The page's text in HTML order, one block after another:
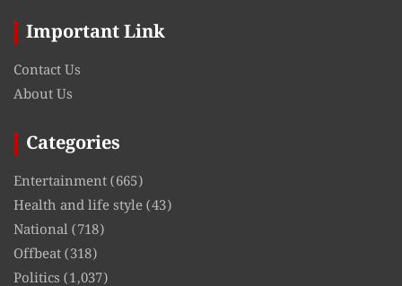
Important Link
Contact Us
About Us
Categories
Entertainment(665)
Health and life style(43)
National(718)
Offbeat(318)
Politics (1,037)